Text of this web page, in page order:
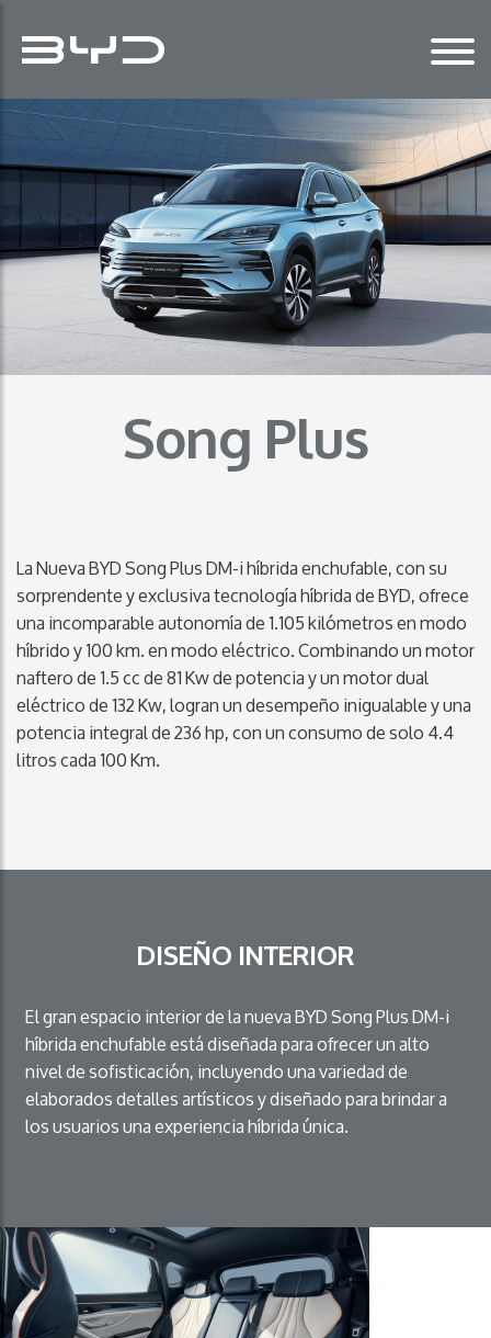
Song Plus
La Nueva BYD Song Plus DM-i híbrida enchufable, con su
sorprendente y exclusiva tecnología híbrida de BYD, ofrece
una incomparable autonomía de 1.105 kilómetros en modo
híbrido y 100 km. en modo eléctrico. Combinando un motor
naftero de 1.5 cc de 81 Kw de potencia y un motor dual
eléctrico de 132 Kw, logran un desempeño inigualable y una
potencia integral de 236 hp, con un consumo de solo 4.4
litros cada 100 Km.
DISEÑO INTERIOR
El gran espacio interior de la nueva BYD Song Plus DM-i
híbrida enchufable está diseñada para ofrecer un alto
nivel de sofisticación, incluyendo una variedad de
elaborados detalles artísticos y diseñado para brindar a
los usuarios una experiencia híbrida única.